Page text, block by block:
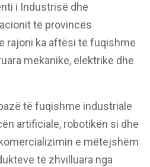
i Industrisë dhe
të provincës
rajoni ka aftësi të fuqishme
mekanike, elektrike dhe
të fuqishme industriale
artificiale, robotikën si dhe
e mëtejshëm
të zhvilluara nga